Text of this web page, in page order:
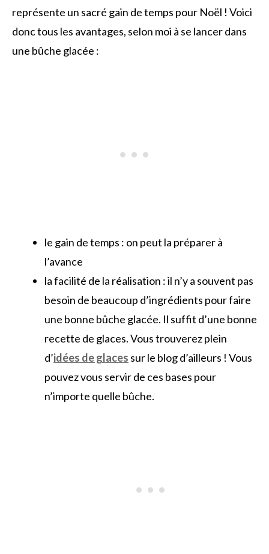
représente un sacré gain de temps pour Noël ! Voici
donc tous les avantages, selon moi à se lancer dans
une bûche glacée :
le gain de temps : on peut la préparer à
l’avance
la facilité de la réalisation : il n’y a souvent pas
besoin de beaucoup d’ingrédients pour faire
une bonne bûche glacée. Il suffit d’une bonne
recette de glaces. Vous trouverez plein
d’idées de glaces sur le blog d’ailleurs ! Vous
pouvez vous servir de ces bases pour
n’importe quelle bûche.